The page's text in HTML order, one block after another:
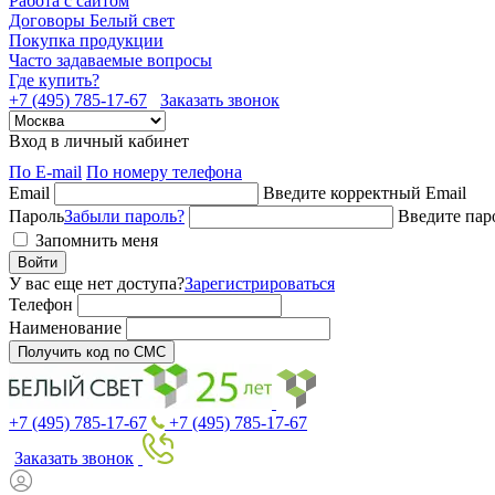
Договоры Белый свет
Покупка продукции
Часто задаваемые вопросы
Где купить?
+7 (495) 785-17-67
Заказать звонок
Вход в личный кабинет
По E-mail По номеру телефона
Email
Введите корректный Email
ПарольЗабыли пароль?
Введите
Запомнить меня
Войти
У вас еще нет доступа?Зарегистрироваться
Телефон
Наименование
Получить код по СМС
+7 (495) 785-17-67
+7 (495) 785-17-67
Заказать звонок